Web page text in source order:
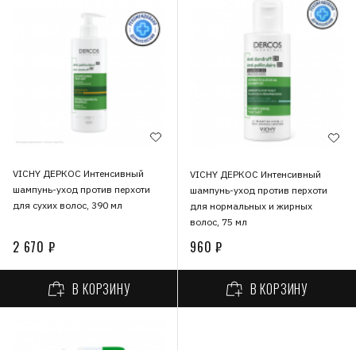
VICHY ДЕРКОС Интенсивный
шампунь-уход против перхоти
для сухих волос, 390 мл
2 670 ₽
В КОРЗИНУ
VICHY ДЕРКОС Интенсивный
шампунь-уход против перхоти
для нормальных и жирных
волос, 75 мл
960 ₽
В КОРЗИНУ